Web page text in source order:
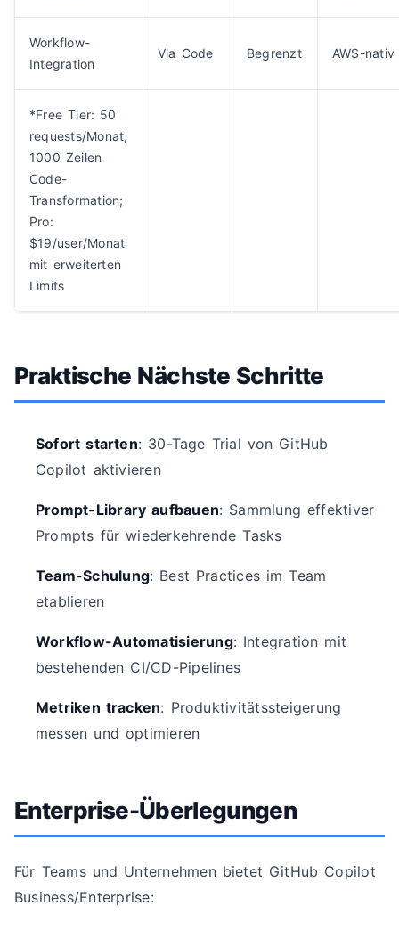
Workflow-
Integration
Via Code Begrenzt AWS-nativ
*Free Tier: 50
requests/Monat,
1000 Zeilen
Code-
Transformation;
Pro:
$19/user/Monat
mit erweiterten
Limits
Praktische Nächste Schritte
Sofort starten: 30-Tage Trial von GitHub
Copilot aktivieren
Prompt-Library aufbauen: Sammlung effektiver
Prompts für wiederkehrende Tasks
Team-Schulung: Best Practices im Team
etablieren
Workflow-Automatisierung: Integration mit
bestehenden CI/CD-Pipelines
Metriken tracken: Produktivitätssteigerung
messen und optimieren
Enterprise-Überlegungen
Für Teams und Unternehmen bietet GitHub Copilot
Business/Enterprise: